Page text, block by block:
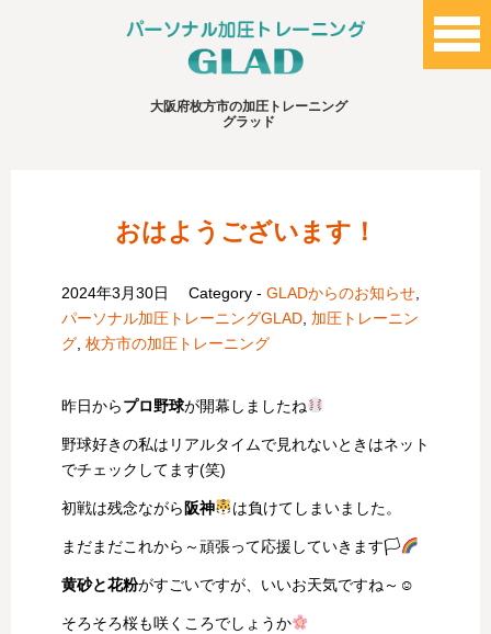
大阪府枚方市の加圧トレーニング
グラッド
おはようございます！
2024年3月30日 Category -GLADからのお知らせ,
パーソナル加圧トレーニングGLAD, 加圧トレーニン
グ, 枚方市の加圧トレーニング
昨日からプロ野球が開幕しましたね
野球好きの私はリアルタイムで見れないときはネット
でチェックしてます(笑)
初戦は残念ながら 阪神 は負けてしまいました。
まだまだこれから～頑張って応援していきます🏳‍
黄砂と花粉がすごいですが、いいお天気ですね～☺
そろそろ桜も咲くころでしょうか